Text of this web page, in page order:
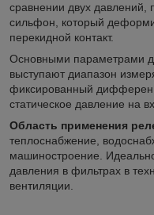
сравнении двух давлений,
сильфон, который
перекидной контакт.
Основными параметрами
выступают диапазон
фиксированный
статическое давление на
Область применения
теплоснабжение,
машиностроение.
давления в фильтрах в
вентиляции.